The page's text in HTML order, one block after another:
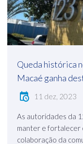
Queda histórica
Macaé ganha
11 dez, 2023
As autoridades da
manter e fortalecer
colaboração da